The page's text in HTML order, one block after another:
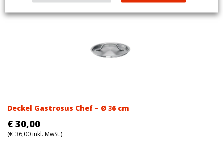
Deckel Gastrosus Chef – Ø 36 cm
€ 30,00
(€ 36,00inkl. MwSt.)